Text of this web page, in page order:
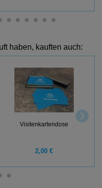
haben, kauften auch:
Visitenkartendose
2,00 €